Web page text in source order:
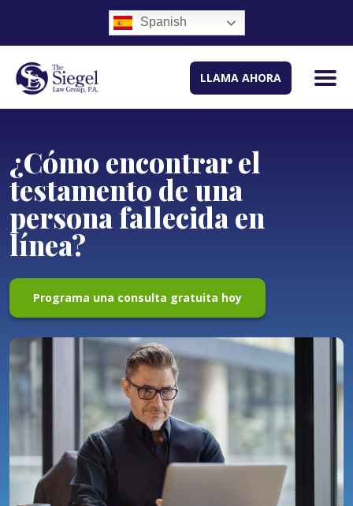
Spanish
LLAMA AHORA
¿Cómo encontrar el
testamento de una
persona fallecida en
línea?
Programa una consulta gratuita hoy